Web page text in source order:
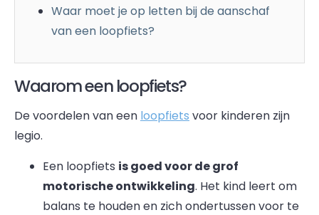
Waar moet je op letten bij de aanschaf
van een loopfiets?
Waarom een loopfiets?
De voordelen van een loopfiets voor kinderen zijn
legio.
Een loopfiets is goed voor de grof
motorische ontwikkeling. Het kind leert om
balans te houden en zich ondertussen voor te